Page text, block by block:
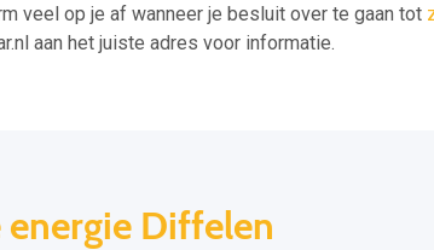
veel op je af wanneer je besluit over te gaan tot
aan het juiste adres voor informatie.
energie Diffelen